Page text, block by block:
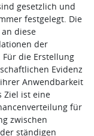
gesetzlich und
festgelegt. Die
diese
der
die Erstellung
Evidenz
Anwendbarkeit
Ziel ist eine
für
zwischen
ständigen